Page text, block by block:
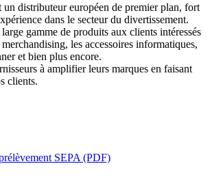
distributeur européen de premier plan, fort
dans le secteur du divertissement.
gamme de produits aux clients intéressés
les accessoires informatiques,
et bien plus encore.
à amplifier leurs marques en faisant
clients.
SEPA (PDF)